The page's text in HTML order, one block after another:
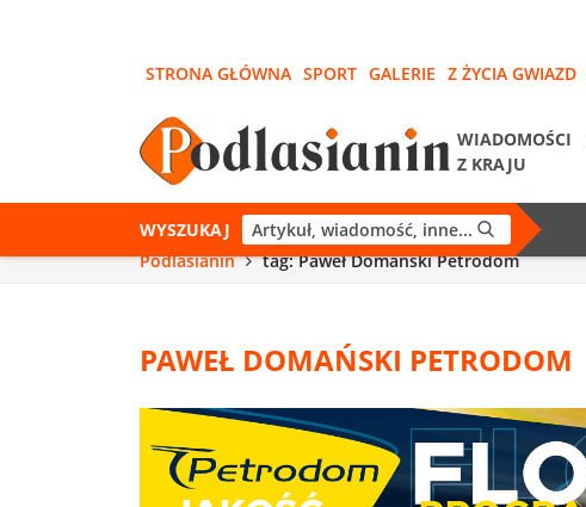
STRONA GŁÓWNA SPORT GALERIE Z ŻYCIA GWIAZD
WIADOMOŚCI
Z KRAJU
WYSZUKAJ
Podlasianin
tag: Paweł Domański Petrodom
PAWEŁ DOMAŃSKI PETRODOM